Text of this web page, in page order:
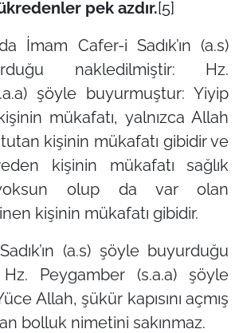
pek azdır.[5]
İmam Cafer-i Sadık’ın (a.s)
nakledilmiştir: Hz.
şöyle buyurmuştur: Yiyip
mükafatı, yalnızca Allah
tutan kişinin mükafatı gibidir ve
kişinin mükafatı sağlık
olup da var olan
kişinin mükafatı gibidir.
(a.s) şöyle buyurduğu
Peygamber (s.a.a) şöyle
Allah, şükür kapısını açmış
bolluk nimetini sakınmaz.